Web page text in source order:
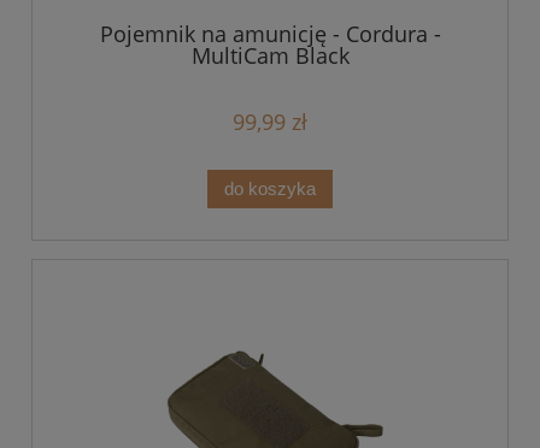
Pojemnik na amunicję - Cordura -
MultiCam Black
99,99 zł
do koszyka